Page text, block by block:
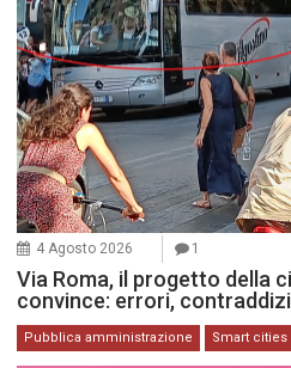
4 Agosto 2026 1
Via Roma, il progetto della
convince: errori,
Pubblica amministrazione Smart cities